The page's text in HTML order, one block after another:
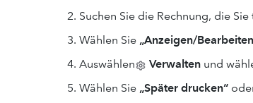
Suchen Sie die Rechnung, die
Wählen Sie „Anzeigen/
Auswählen
Verwalten und
Wählen Sie „Später drucken“